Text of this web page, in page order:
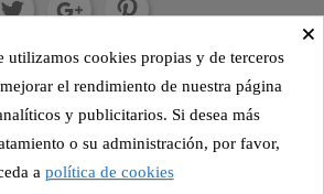
seguridad (editar con el módulo
seguridad y confianza para el
×
utilizamos cookies propias y de terceros
el rendimiento de nuestra página
y publicitarios. Si desea más
o su administración, por favor,
a política de cookies